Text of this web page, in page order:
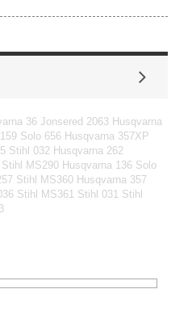
36 Jonsered 2063 Husqvarna
Solo 656 Husqvarna 357XP
Stihl 032 Husqvarna 262
Stihl MS290 Husqvarna 136 Solo
Stihl MS360 Husqvarna 357
Stihl MS361 Stihl 031 Stihl